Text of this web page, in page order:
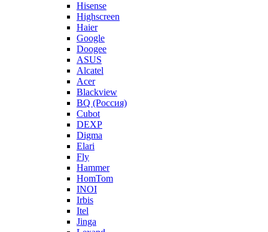
Hisense
Highscreen
Haier
Google
Doogee
ASUS
Alcatel
Acer
Blackview
BQ (Россия)
Cubot
DEXP
Digma
Elari
Fly
Hammer
HomTom
INOI
Irbis
Itel
Jinga